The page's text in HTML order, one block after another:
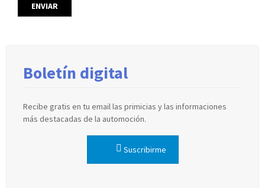
Boletín digital
Recibe gratis en tu email las primicias y las informaciones
más destacadas de la automoción.
Suscribirme